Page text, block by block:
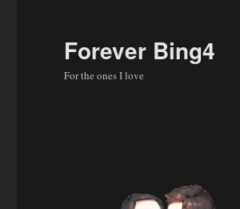
Forever Bing4
For the ones I love